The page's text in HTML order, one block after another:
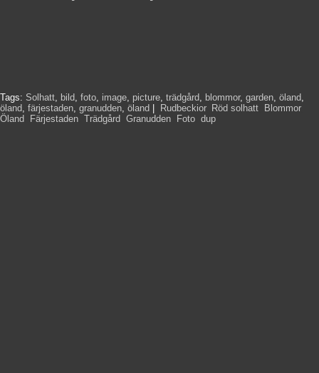
Tags: Solhatt, bild, foto, image, picture, trädgård, blommor, garden, öland,
öland, färjestaden, granudden, öland Rudbeckior, Röd solhatt Blommor,
Öland
Färjestaden Trädgård Granudden Foto dup